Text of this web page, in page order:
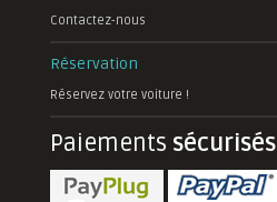
Contactez-nous
Réservation
Réservez votre voiture !
Paiements sécurisés